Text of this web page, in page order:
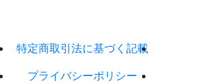
特定商取引法に基づく記載
プライバシーポリシー